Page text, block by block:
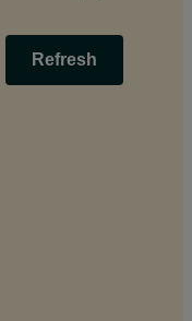
Refresh